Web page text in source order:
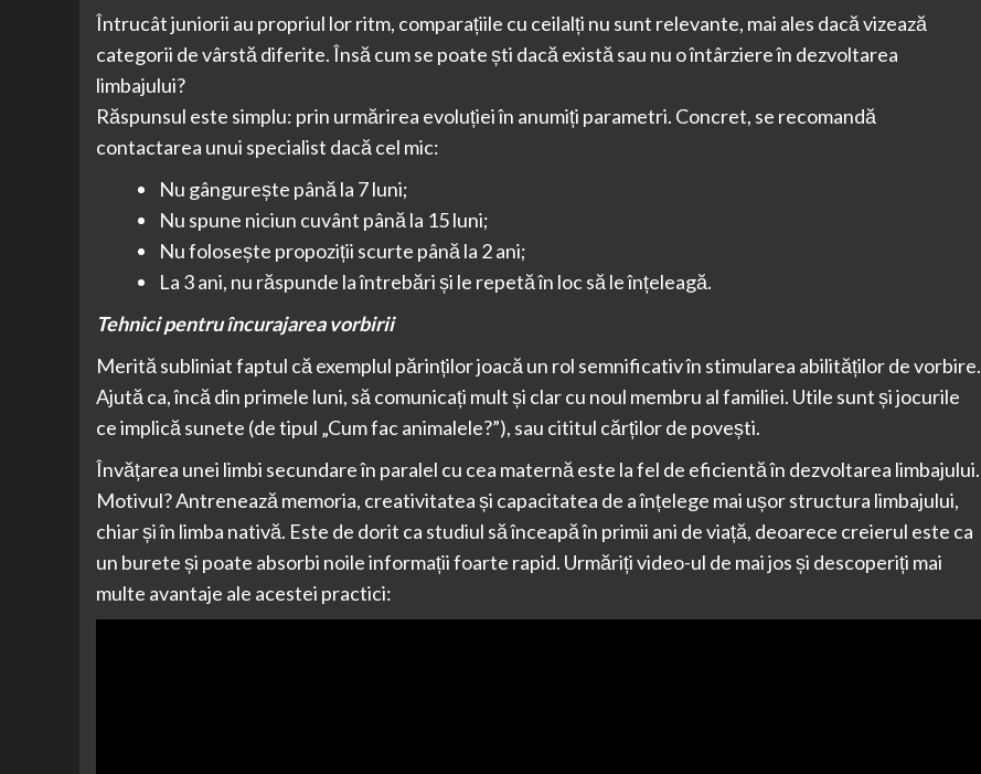
Întrucât juniorii au propriul lor ritm, comparațiile cu ceilalți nu sunt relevante, mai ales dacă vizează
categorii de vârstă diferite. Însă cum se poate ști dacă există sau nu o întârziere în dezvoltarea
limbajului?
Răspunsul este simplu: prin urmărirea evoluției în anumiți parametri. Concret, se recomandă
contactarea unui specialist dacă cel mic:
Nu gângurește până la 7 luni;
Nu spune niciun cuvânt până la 15 luni;
Nu folosește propoziții scurte până la 2 ani;
La 3 ani, nu răspunde la întrebări și le repetă în loc să le înțeleagă.
Tehnici pentru încurajarea vorbirii
Merită subliniat faptul că exemplul părinților joacă un rol semnificativ în stimularea abilităților de vorbire.
Ajută ca, încă din primele luni, să comunicați mult și clar cu noul membru al familiei. Utile sunt și jocurile
ce implică sunete (de tipul „Cum fac animalele?”), sau cititul cărților de povești.
Învățarea unei limbi secundare în paralel cu cea maternă este la fel de eficientă în dezvoltarea limbajului.
Motivul? Antrenează memoria, creativitatea și capacitatea de a înțelege mai ușor structura limbajului,
chiar și în limba nativă. Este de dorit ca studiul să înceapă în primii ani de viață, deoarece creierul este ca
un burete și poate absorbi noile informații foarte rapid. Urmăriți video-ul de mai jos și descoperiți mai
multe avantaje ale acestei practici: